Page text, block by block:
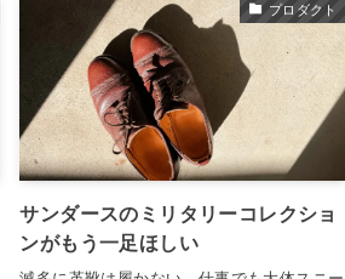
プロダクト
サンダースのミリタリーコレクショ
ンがもう一足ほしい